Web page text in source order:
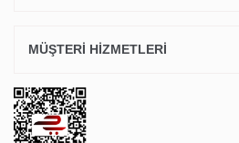
MÜŞTERİ HİZMETLERİ